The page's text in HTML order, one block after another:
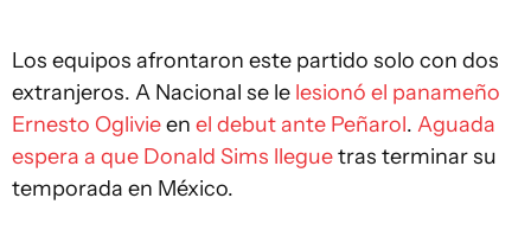
Los equipos afrontaron este partido solo con dos
extranjeros. A Nacional se le lesionó el panameño
Ernesto Oglivieen el debut ante Peñarol. Aguada
espera a que Donald Sims lleguetras terminar su
temporada en México.